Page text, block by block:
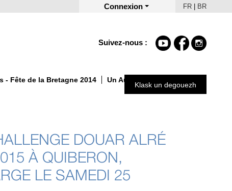
Connexion FR BR
Suivez-nous :
- Fête de la Bretagne 2014 Un Automne autrement 2025
Klask un degouezh
DOUAR ALRÉ
À QUIBERON,
LE SAMEDI 25